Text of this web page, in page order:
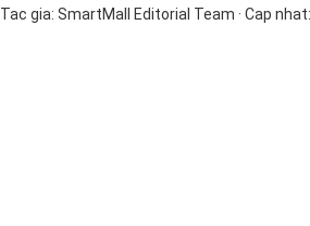
Tac gia: SmartMall Editorial Team · Cap nhat: